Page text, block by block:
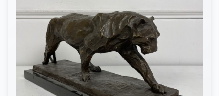
животных, созданные скульптором, высоко оценены. Так,
например, скульптура тигра (Grand Tiger Royal) была продана на
аукционе Сотбис в 2009 году за 1,8 млн. долларов, а в 2015 году
- скульптура бабуина за 2,7 млн. долларов. Именем Рембрандта
Бугатти назван один из двух колледжей в Мольсеме. Статуэтка,
изображающая слона в цирке, стала маскотом на автомобиле
Bugatti Type 41 Royale, а также используется в декоре
автомобилей по сей день. Рембрандту Бугатти посвящена одна
из спецверсий гиперкара Bugatti Veyron.